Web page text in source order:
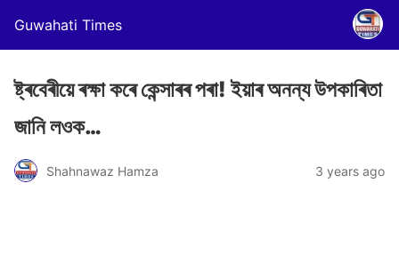
Guwahati Times
ষ্ট্ৰবেৰীয়ে ৰক্ষা কৰে কেন্সাৰৰ পৰা! ইয়াৰ অনন্য উপকাৰিতা
জানি লওক…
Shahnawaz Hamza 3 years ago